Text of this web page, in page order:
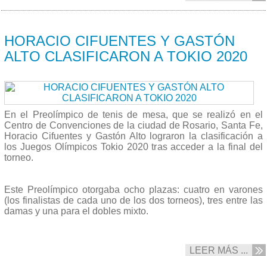
HORACIO CIFUENTES Y GASTÓN
ALTO CLASIFICARON A TOKIO 2020
En el Preolímpico de tenis de mesa, que se realizó en el
Centro de Convenciones de la ciudad de Rosario, Santa Fe,
Horacio Cifuentes y Gastón Alto lograron la clasificación a
los Juegos Olímpicos Tokio 2020 tras acceder a la final del
torneo.
Este Preolímpico otorgaba ocho plazas: cuatro en varones
(los finalistas de cada uno de los dos torneos), tres entre las
damas y una para el dobles mixto.
LEER MÁS ...